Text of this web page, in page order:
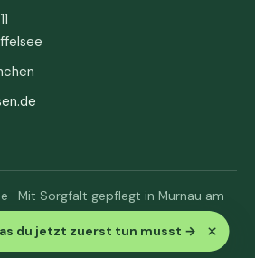
du jetzt zuerst tun musst → ×
· Mit Sorgfalt gepflegt in Murnau am
& AGB